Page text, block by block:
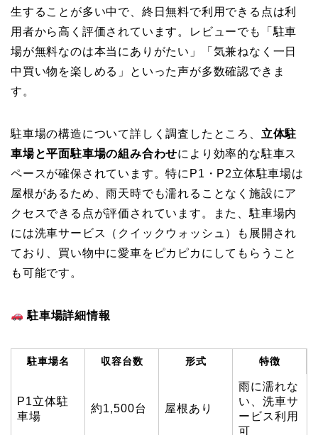
生することが多い中で、終日無料で利用できる点は利
用者から高く評価されています。レビューでも「駐車
場が無料なのは本当にありがたい」「気兼ねなく一日
中買い物を楽しめる」といった声が多数確認できま
す。
駐車場の構造について詳しく調査したところ、 立体駐
車場と平面駐車場の組み合わせにより効率的な駐車ス
ペースが確保されています。特にP1・P2立体駐車場は
屋根があるため、雨天時でも濡れることなく施設にア
クセスできる点が評価されています。また、駐車場内
には洗車サービス（クイックウォッシュ）も展開され
ており、買い物中に愛車をピカピカにしてもらうこと
も可能です。
駐車場詳細情報
駐車場名 収容台数 形式 特徴
P1立体駐
車場
約1,500台 屋根あり
雨に濡れな
い、洗車サ
ービス利用
可